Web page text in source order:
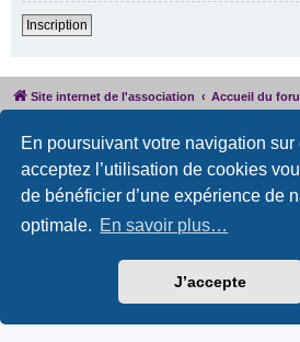
En poursuivant votre navigation sur
acceptez l’utilisation de cookies
de bénéficier d’une expérience de
optimale. En savoir plus…
J’accepte
Inscription
Site internet de l'association Accueil du
Développé par
® Forum
PRIVACY_LINK